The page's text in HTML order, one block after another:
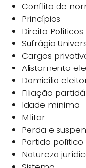
Conflito de
Princípios
Direito Políticos
Sufrágio
Cargos
Alistamento
Domicílio
Filiação
Idade mínima
Militar
Perda e
Partido político
Natureza